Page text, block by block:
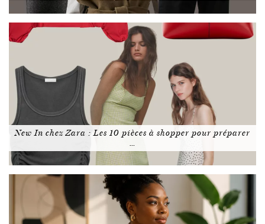
New In chez Zara : Les 10 pièces à shopper pour préparer
…